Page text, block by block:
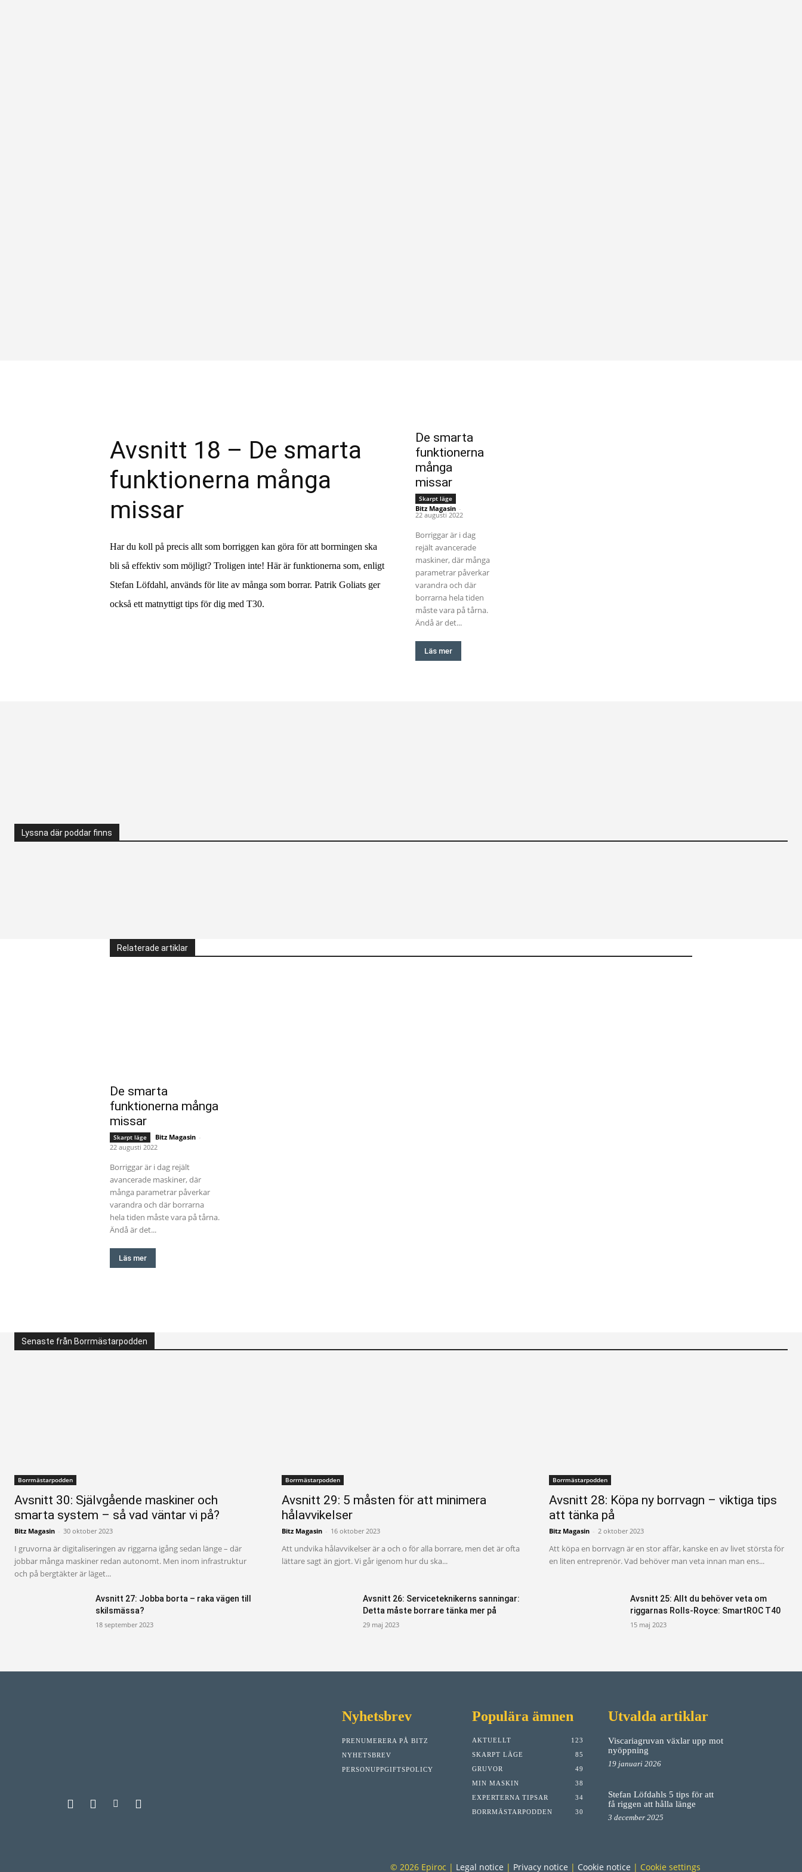
Avsnitt 18 – De smarta
funktionerna många
missar
Har du koll på precis allt som borriggen kan göra för att borrningen ska
bli så effektiv som möjligt? Troligen inte! Här är funktionerna som, enligt
Stefan Löfdahl, används för lite av många som borrar. Patrik Goliats ger
också ett matnyttigt tips för dig med T30.
De smarta
funktionerna
många
missar
Skarpt läge
Bitz Magasin -
22 augusti 2022
Borriggar är i dag
rejält avancerade
maskiner, där många
parametrar påverkar
varandra och där
borrarna hela tiden
måste vara på tårna.
Ändå är det...
Läs mer
Lyssna där poddar finns
Relaterade artiklar
De smarta
funktionerna många
missar
Skarpt läge Bitz Magasin -
22 augusti 2022
Borriggar är i dag rejält
avancerade maskiner, där
många parametrar påverkar
varandra och där borrarna
hela tiden måste vara på tårna.
Ändå är det...
Läs mer
Senaste från Borrmästarpodden
Borrmästarpodden
Avsnitt 30: Självgående maskiner och
smarta system – så vad väntar vi på?
Bitz Magasin - 30 oktober 2023
I gruvorna är digitaliseringen av riggarna igång sedan länge – där
jobbar många maskiner redan autonomt. Men inom infrastruktur
och på bergtäkter är läget...
Borrmästarpodden
Avsnitt 29: 5 måsten för att minimera
hålavvikelser
Bitz Magasin - 16 oktober 2023
Att undvika hålavvikelser är a och o för alla borrare, men det är ofta
lättare sagt än gjort. Vi går igenom hur du ska...
Borrmästarpodden
Avsnitt 28: Köpa ny borrvagn – viktiga tips
att tänka på
Bitz Magasin - 2 oktober 2023
Att köpa en borrvagn är en stor affär, kanske en av livet största för
en liten entreprenör. Vad behöver man veta innan man ens...
Avsnitt 27: Jobba borta – raka vägen till
skilsmässa?
18 september 2023
Avsnitt 26: Serviceteknikerns sanningar:
Detta måste borrare tänka mer på
29 maj 2023
Avsnitt 25: Allt du behöver veta om
riggarnas Rolls-Royce: SmartROC T40
15 maj 2023
Nyhetsbrev
PRENUMERERA PÅ BITZ
NYHETSBREV
PERSONUPPGIFTSPOLICY
Populära ämnen
AKTUELLT
123
SKARPT LÄGE
85
GRUVOR
49
MIN MASKIN
38
EXPERTERNA TIPSAR
34
BORRMÄSTARPODDEN
30
Utvalda artiklar
Viscariagruvan växlar upp mot
nyöppning
19 januari 2026
Stefan Löfdahls 5 tips för att
få riggen att hålla länge
3 december 2025
© 2026 Epiroc | Legal notice | Privacy notice | Cookie notice | Cookie settings